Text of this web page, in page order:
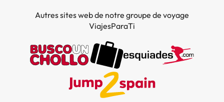
Autres sites web de notre groupe de voyage
ViajesParaTi